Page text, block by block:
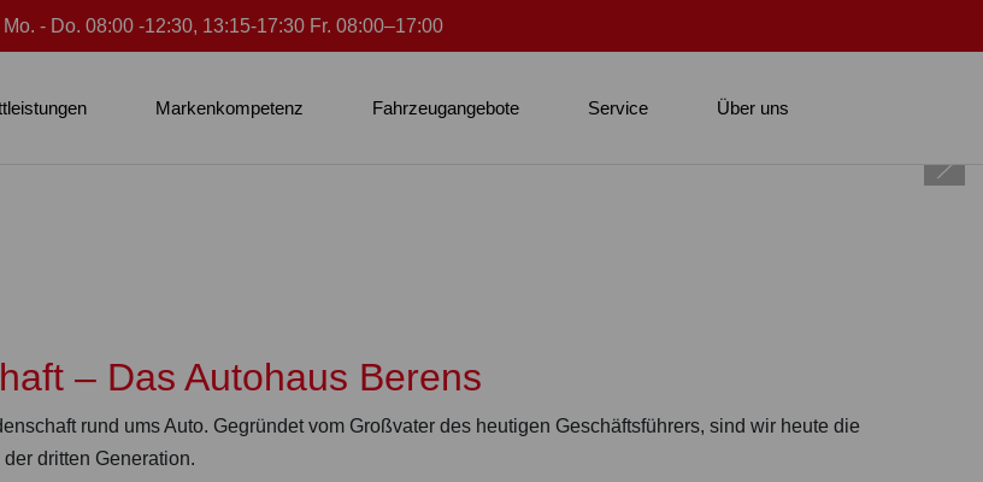
Mo. - Do. 08:00 -12:30, 13:15-17:30 Fr. 08:00–17:00
Markenkompetenz Fahrzeugangebote Service Über uns
– Das Autohaus Berens
rund ums Auto. Gegründet vom Großvater des heutigen Geschäftsführers, sind wir heute die
dritten Generation.